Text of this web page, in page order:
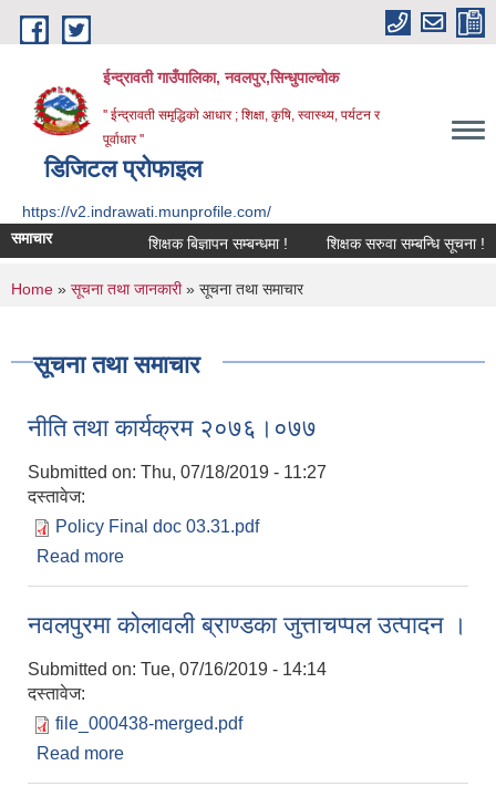
Skip to main content
ईन्द्रावती गाउँपालिका, नवलपुर,सिन्धुपाल्चाेक
'' ईन्द्रावती समृद्धिकाे आधार ; शिक्षा, कृषि, स्वास्थ्य, पर्यटन र
पूर्वाधार ''
डिजिटल प्रोफाइल
https://v2.indrawati.munprofile.com/
समाचार
शिक्षक बिज्ञापन सम्बन्धमा ! शिक्षक सरुवा सम्बन्धि सूचना !
You are here
Home » सूचना तथा जानकारी» सूचना तथा समाचार
सूचना तथा समाचार
नीति तथा कार्यक्रम २०७६।०७७
Submitted on: Thu, 07/18/2019 - 11:27
दस्तावेज:
Policy Final doc 03.31.pdf
Read more
नवलपुरमा कोलावली ब्राण्डका जुत्ताचप्पल उत्पादन ।
Submitted on: Tue, 07/16/2019 - 14:14
दस्तावेज:
file_000438-merged.pdf
Read more